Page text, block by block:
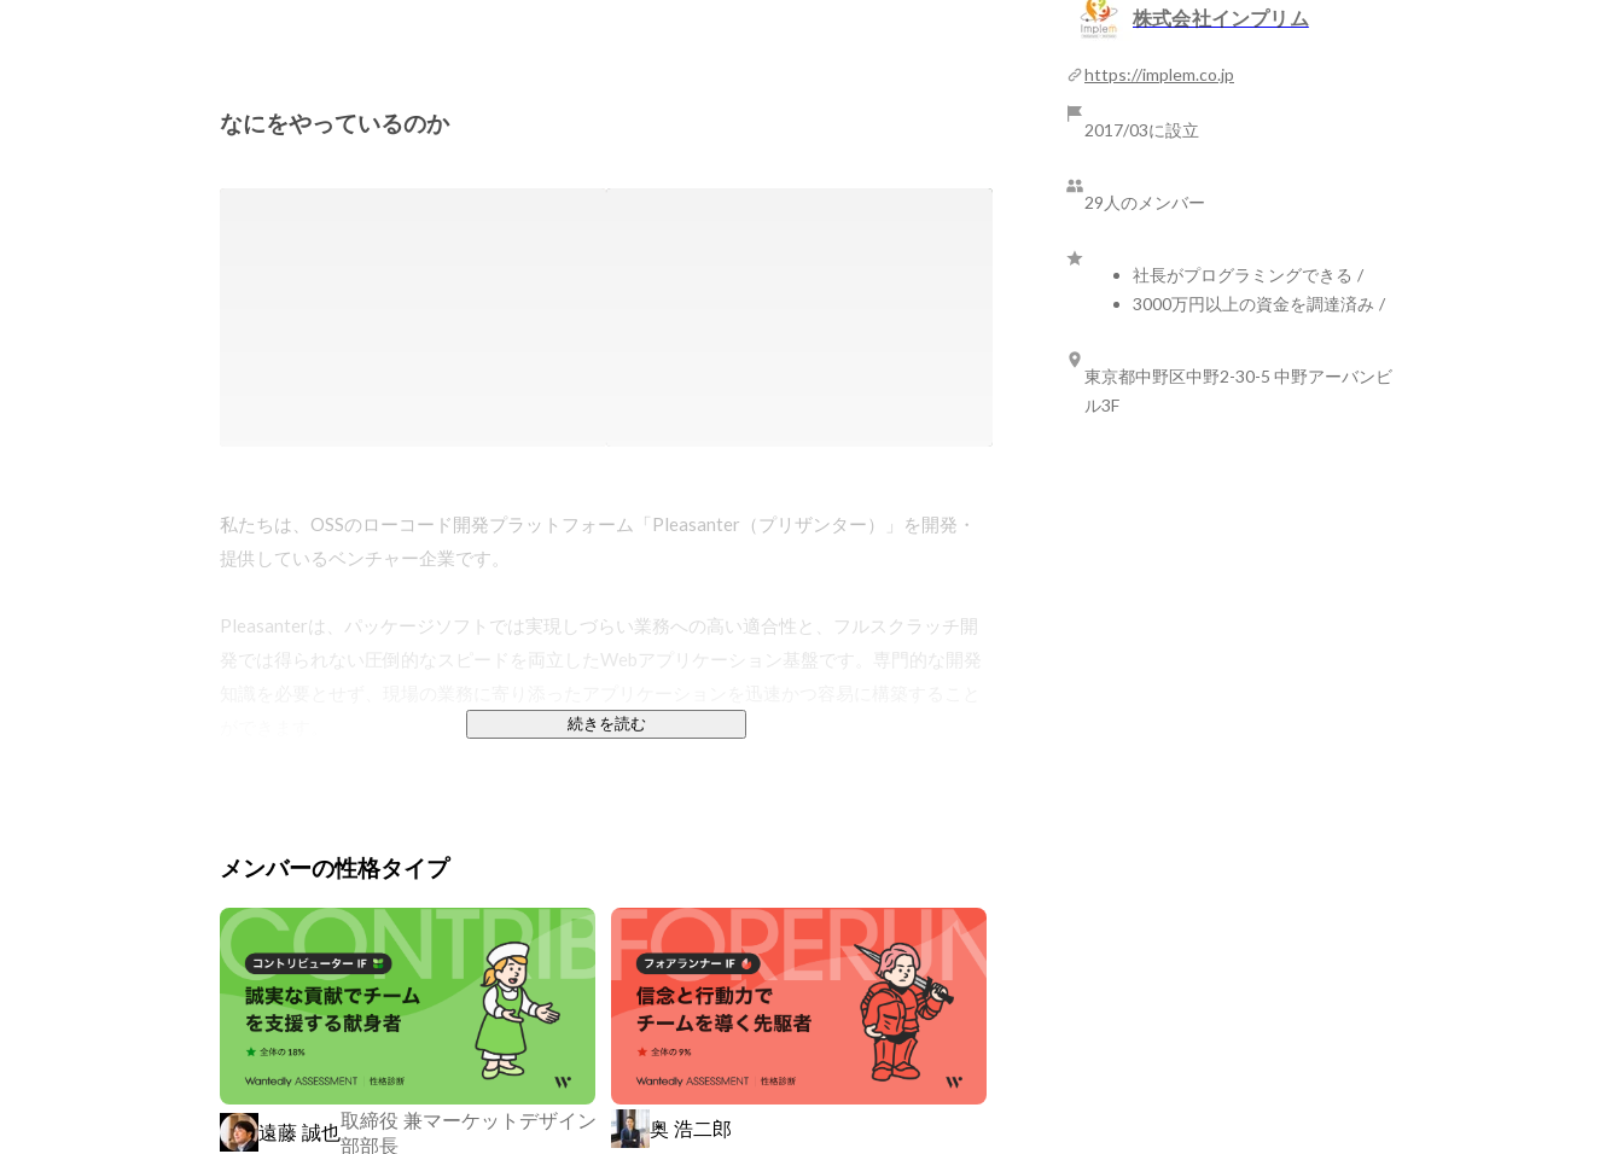
なにをやっているのか
私たちは、OSSのローコード開発プラットフォーム「Pleasanter（プリザンター）」を開発・
提供しているベンチャー企業です。
Pleasanterは、パッケージソフトでは実現しづらい業務への高い適合性と、フルスクラッチ開
発では得られない圧倒的なスピードを両立したWebアプリケーション基盤です。専門的な開発
その理念から、OSSとして無償公開し、幅広いユーザの皆さまより高い支持を得ています。
現在、Pleasanterはグローバル企業をはじめ、官公庁、自治体、金融機関といった重要業務を
担う組織において広く導入されており、エンタープライズ領域におけるフリーミアムビジネス
モデルを安定的に展開できる基盤を築いています。
＼ ●○ Pleasanter 10th ANNIVERSARY ○●／
この10年の歩みは、多くの皆さまに支えられながら、共に成長してきました。
今後も技術と信頼を礎に、新たな価値を創造し続けます。
続きを読む
メンバーの性格タイプ
遠藤 誠也
取締役 兼マーケットデザイン
部部長
奥 浩二郎
株式会社インプリム
https://implem.co.jp
2017/03に設立
29人のメンバー
社長がプログラミングできる /
3000万円以上の資金を調達済み /
東京都中野区中野2-30-5 中野アーバンビ
ル3F